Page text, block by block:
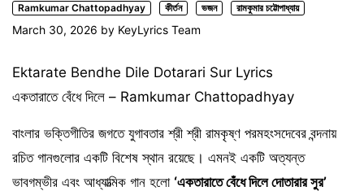
Ramkumar Chattopadhyay
কীর্তন ভজন রামকুমার চট্টোপাধ্যায়
March 30, 2026 by KeyLyrics Team
Ektarate Bendhe Dile Dotarari Sur Lyrics
একতারাতে বেঁধে দিলে – Ramkumar Chattopadhyay
বাংলার ভক্তিগীতির জগতে যুগাবতার শ্রী শ্রী রামকৃষ্ণ পরমহংসদেবের বন্দনায়
রচিত গানগুলোর একটি বিশেষ স্থান রয়েছে। এমনই একটি অত্যন্ত
ভাবগম্ভীর এবং আধ্যাত্মিক গান হলো ‘একতারাতে বেঁধে দিলে দোতারার সুর’